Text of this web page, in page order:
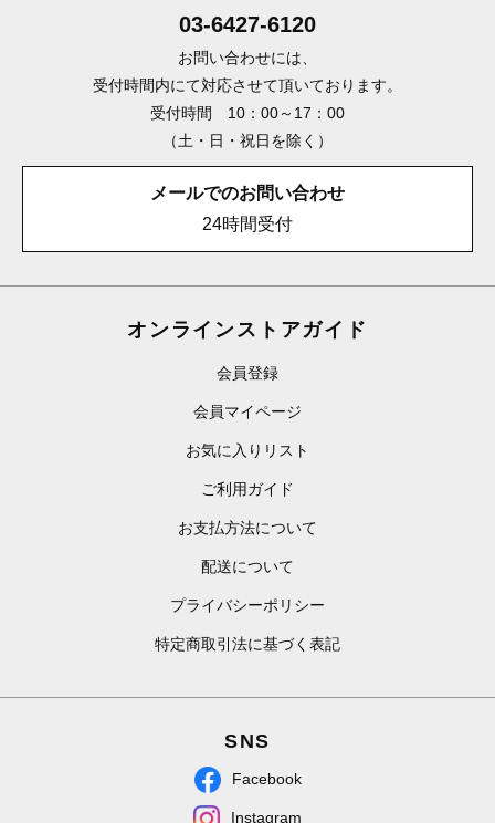
03-6427-6120
お問い合わせには、
受付時間内にて対応させて頂いております。
受付時間 10：00～17：00
（土・日・祝日を除く）
メールでのお問い合わせ
24時間受付
オンラインストアガイド
会員登録
会員マイページ
お気に入りリスト
ご利用ガイド
お支払方法について
配送について
プライバシーポリシー
特定商取引法に基づく表記
SNS
Facebook
Instagram